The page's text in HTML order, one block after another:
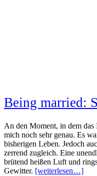
Being married:
An den Moment, in dem das
mich noch sehr genau. Es
bisherigen Leben. Jedoch
zerrend zugleich. Eine
brütend heißen Luft und
Gewitter. [weiterlesen…]